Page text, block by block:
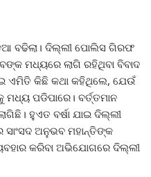
ବଢିଲା। ଦିଲ୍ଲୀ ପୋଲିସ ଗିରଫ
ମଧ୍ୟରେ ଲାଗି ରହିଥିବା ବିବାଦ
ଏମିତି କିଛି କଥା କହିଥିଲେ, ଯେଉଁ
ମଧ୍ୟ ପଡିପାରେ। ବର୍ତ୍ତମାନ
ହୁଏତ ବର୍ଷା ଯାଇ ଦିଲ୍ଲୀ
ସାଂସଦ ଅନୁଭବ ମହାନ୍ତିଙ୍କ
କରିବା ଅଭିଯୋଗରେ ଦିଲ୍ଲୀ